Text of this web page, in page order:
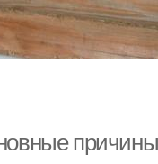
причины